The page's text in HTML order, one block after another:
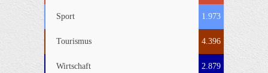
Sport 1.973
Tourismus 4.396
Wirtschaft 2.879